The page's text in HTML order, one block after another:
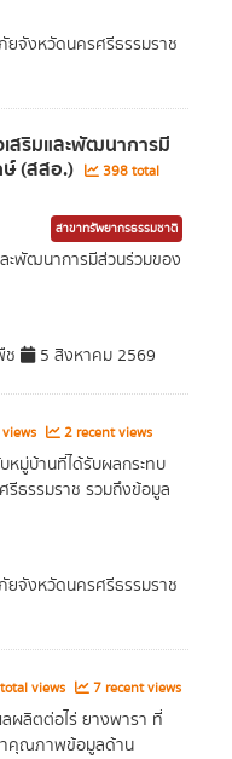
ยจังหวัดนครศรีธรรมราช
สริมและพัฒนาการมี
(สสอ.)
398 total
สาขาทรัพยากรธรรมชาติ
ะพัฒนาการมีส่วนร่วมของ
ช 5 สิงหาคม 2569
2 recent views
หมู่บ้านที่ได้รับผลกระทบ
รีธรรมราช รวมถึงข้อมูล
ยจังหวัดนครศรีธรรมราช
views 7 recent views
ผลิตต่อไร่ ยางพารา ที่
าคุณภาพข้อมูลด้าน